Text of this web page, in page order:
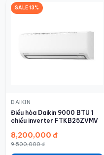
SALE 13%
DAIKIN
Điều hòa Daikin 9000 BTU 1
chiều inverter FTKB25ZVMV
8,200,000 đ
9,500,000 đ